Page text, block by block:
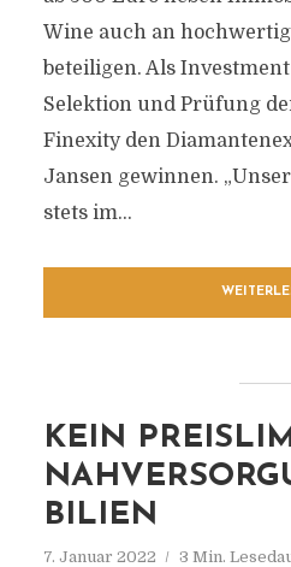
Wine auch an
beteiligen. Als
Selektion und Prüfung
Finexity den
Jansen gewinnen.
stets im...
KEIN
BILIEN
7. Januar 2022 3 Min.